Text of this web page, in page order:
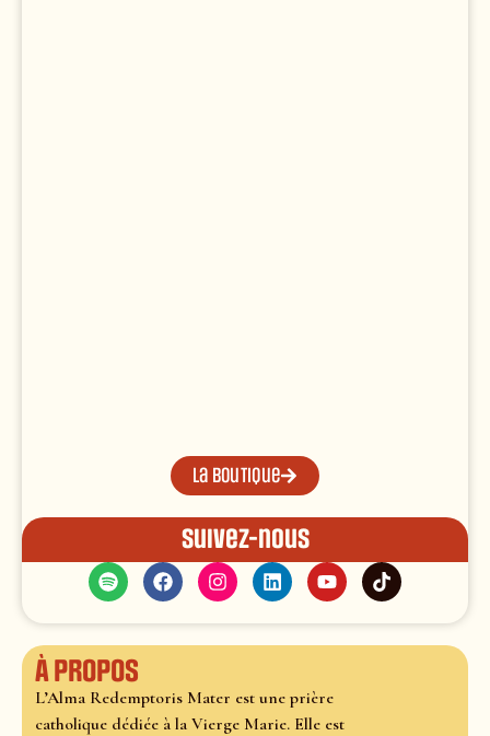
La boutique
Suivez-nous
À propos
L’Alma Redemptoris Mater est une prière
catholique dédiée à la Vierge Marie. Elle est